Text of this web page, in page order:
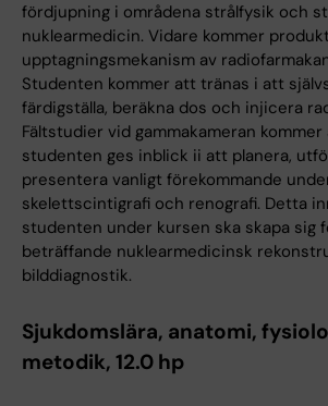
fördjupning i områdena strålfysik och
nuklearmedicin. Vidare kommer
upptagningsmekanism av
Studenten kommer att tränas i att
färdigställa, beräkna dos och injicera
Fältstudier vid gammakameran
studenten ges inblick ii att planera,
presentera vanligt förekommande
skelettscintigrafi och renografi. Detta
studenten under kursen ska skapa sig
beträffande nuklearmedicinsk
bilddiagnostik.
Sjukdomslära, anatomi,
metodik, 12.0 hp